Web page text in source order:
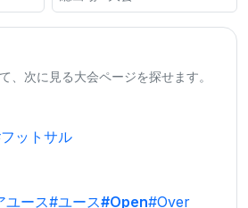
、次に見る大会ページを探せます。
ットサル
ユース#ユース#Open#Over